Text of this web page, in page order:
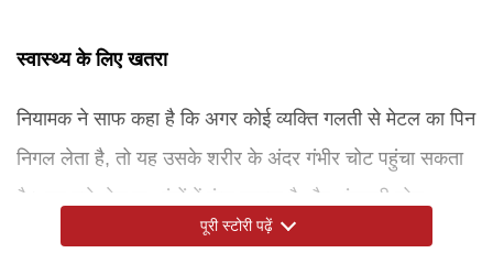
स्वास्थ्य के लिए खतरा
नियामक ने साफ कहा है कि अगर कोई व्यक्ति गलती से मेटल का पिन
निगल लेता है, तो यह उसके शरीर के अंदर गंभीर चोट पहुंचा सकता
है। यह गले, पेट या आंतों में फंस सकता है और अंदरूनी चोट,
ब्लीडिंग या संक्रमण जैसी समस्याएं पैदा कर सकता है। खासकर
पूरी स्टोरी पढ़ें